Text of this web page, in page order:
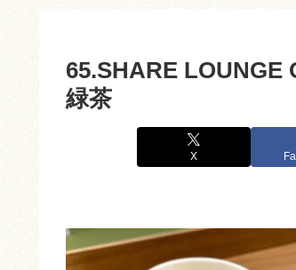
65.SHARE LOUNGE
緑茶
X